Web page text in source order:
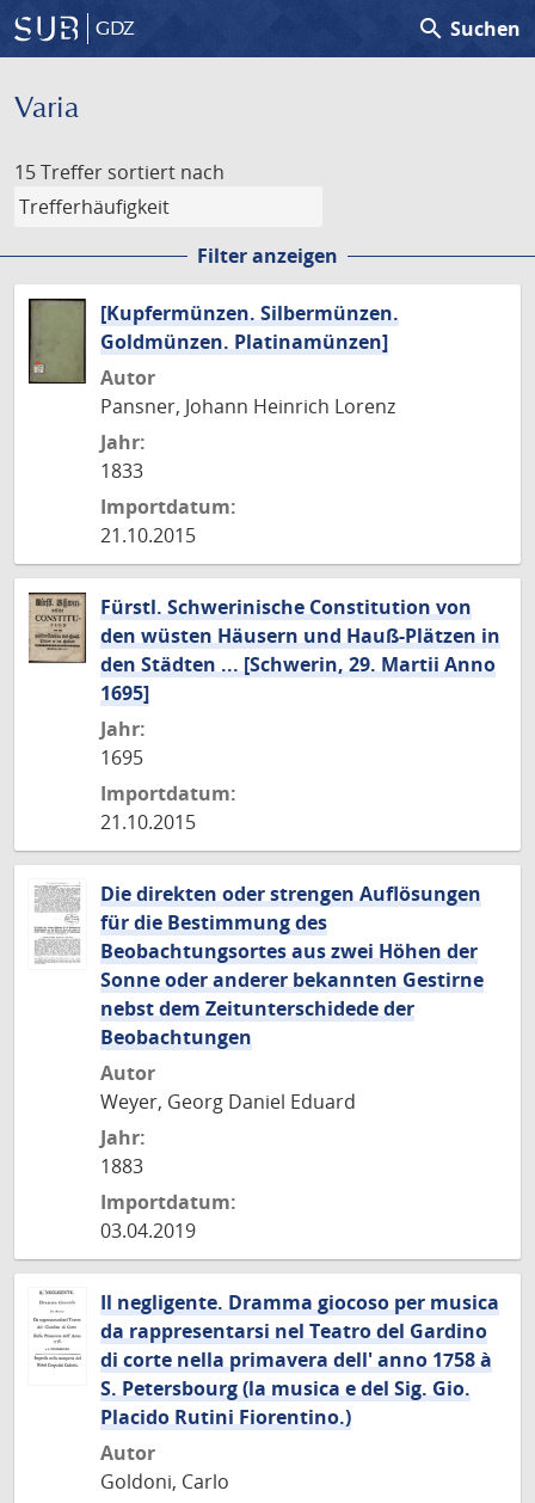
GDZ search Suchen
Varia
15 Treffer sortiert nach
Filter anzeigen
[Kupfermünzen. Silbermünzen.
Goldmünzen. Platinamünzen]
Autor
Pansner, Johann Heinrich Lorenz
Jahr:
1833
Importdatum:
21.10.2015
Fürstl. Schwerinische Constitution von
den wüsten Häusern und Hauß-Plätzen in
den Städten ... [Schwerin, 29. Martii Anno
1695]
Jahr:
1695
Importdatum:
21.10.2015
Die direkten oder strengen Auflösungen
für die Bestimmung des
Beobachtungsortes aus zwei Höhen der
Sonne oder anderer bekannten Gestirne
nebst dem Zeitunterschidede der
Beobachtungen
Autor
Weyer, Georg Daniel Eduard
Jahr:
1883
Importdatum:
03.04.2019
Il negligente. Dramma giocoso per musica
da rappresentarsi nel Teatro del Gardino
di corte nella primavera dell' anno 1758 à
S. Petersbourg (la musica e del Sig. Gio.
Placido Rutini Fiorentino.)
Autor
Goldoni, Carlo